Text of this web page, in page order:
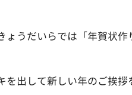
ょうだいらでは「年賀状作
を出して新しい年のご挨